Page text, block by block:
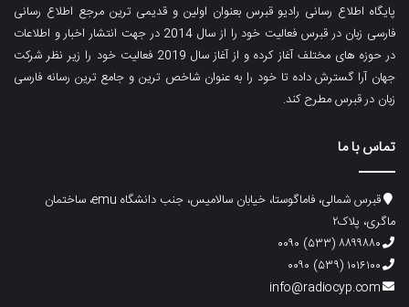
پایگاه اطلاع رسانی رادیو قبرس بعنوان اولین و قدیمی ترین مرجع اطلاع رسانی
فارسی زبان در قبرس فعالیت خود را از سال 2014 در جهت انتشار اخبار و اطلاعات
در حوزه های مختلف آغاز کرده و از آغاز سال 2019 فعالیت خود را زیر نظر شرکت
جهان آرا گسترش داده تا خود را به عنوان شاخص ترین و جامع ترین رسانه فارسی
زبان در قبرس مطرح کند.
تماس با ما
قبرس شمالی، فاماگوستا، خیابان سالامیس، جنب دانشگاه emu، ساختمان
ماگری، پلاک۲
۸۸۹۹۸۸۰ (۵۳۳) ۰۰۹۰
۱۰۱۶۱۰۰ (۵۳۹) ۰۰۹۰
info@radiocyp.com